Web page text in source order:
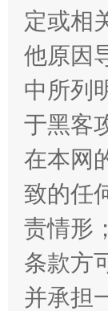
从幼儿
事
定或相
他原因
中所列
于黑客
在本网
致的任
责情形；
条款方
并承担